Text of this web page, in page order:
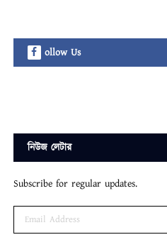
ollow Us
নিউজ লেটার
Subscribe for regular updates.